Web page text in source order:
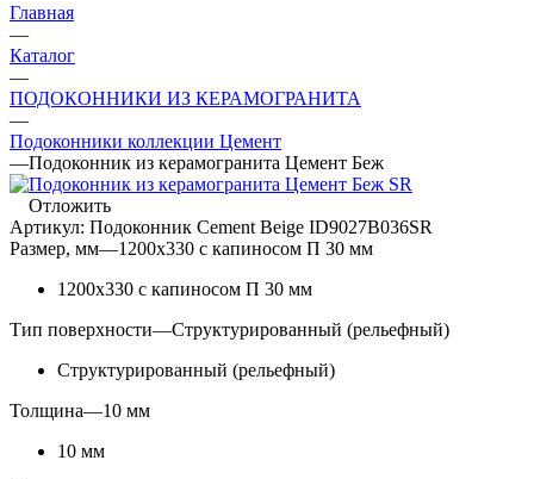
Главная
—
Каталог
—
ПОДОКОННИКИ ИЗ КЕРАМОГРАНИТА
—
Подоконники коллекции Цемент
—Подоконник из керамогранита Цемент Беж
Отложить
Артикул: Подоконник Cement Beige ID9027B036SR
Размер, мм—1200x330 с капиносом П 30 мм
1200x330 с капиносом П 30 мм
Тип поверхности—Структурированный (рельефный)
Структурированный (рельефный)
Толщина—10 мм
10 мм